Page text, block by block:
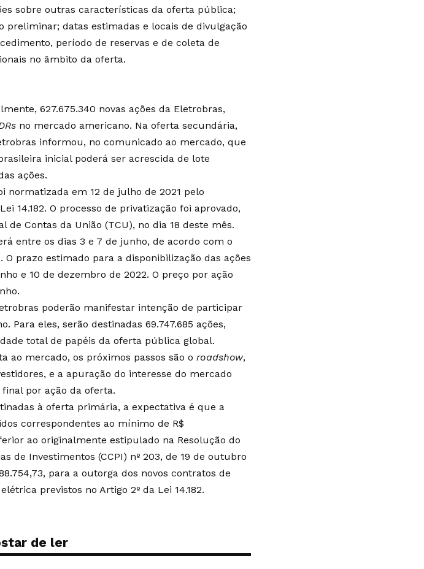
sobre outras características da oferta pública;
preliminar; datas estimadas e locais de divulgação
período de reservas e de coleta de
no âmbito da oferta.
627.675.340 novas ações da Eletrobras,
no mercado americano. Na oferta secundária,
informou, no comunicado ao mercado, que
inicial poderá ser acrescida de lote
ações.
normatizada em 12 de julho de 2021 pelo
14.182. O processo de privatização foi aprovado,
de Contas da União (TCU), no dia 18 deste mês.
entre os dias 3 e 7 de junho, de acordo com o
prazo estimado para a disponibilização das ações
e 10 de dezembro de 2022. O preço por ação
poderão manifestar intenção de participar
Para eles, serão destinadas 69.747.685 ações,
total de papéis da oferta pública global.
ao mercado, os próximos passos são o roadshow,
e a apuração do interesse do mercado
por ação da oferta.
à oferta primária, a expectativa é que a
correspondentes ao mínimo de R$
ao originalmente estipulado na Resolução do
de Investimentos (CCPI) nº 203, de 19 de outubro
para a outorga dos novos contratos de
previstos no Artigo 2º da Lei 14.182.
de ler